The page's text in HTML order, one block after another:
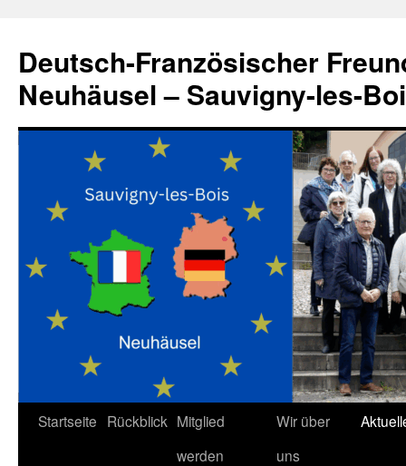
springen
Deutsch-Französischer
Neuhäusel – Sauvigny-les-
Startseite Rückblick Mitglied
werden
Wir über
uns